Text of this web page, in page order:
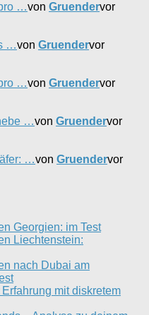
…von Gruendervor
…von Gruendervor
…von Gruendervor
…von Gruendervor
…von Gruendervor
Georgien: im Test
Liechtenstein:
nach Dubai am
mit diskretem